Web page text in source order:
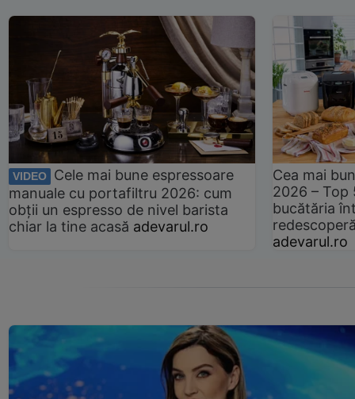
VIDEO
Cele mai bune espressoare
manuale cu portafiltru 2026: cum
obții un espresso de nivel barista
chiar la tine acasă adevarul.ro
Cea mai
2026 –
bucătăria
adevarul.ro